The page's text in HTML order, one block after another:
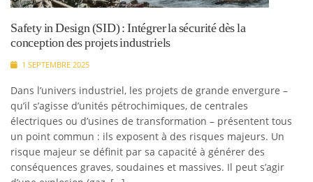
Safety in Design (SID) : Intégrer la sécurité dès la
conception des projets industriels
1 SEPTEMBRE 2025
Dans l’univers industriel, les projets de grande envergure –
qu’il s’agisse d’unités pétrochimiques, de centrales
électriques ou d’usines de transformation – présentent tous
un point commun : ils exposent à des risques majeurs. Un
risque majeur se définit par sa capacité à générer des
conséquences graves, soudaines et massives. Il peut s’agir